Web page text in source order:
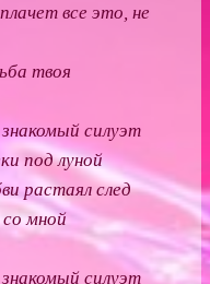
все это, не
твоя
силуэт
под луной
растаял след
мной
силуэт